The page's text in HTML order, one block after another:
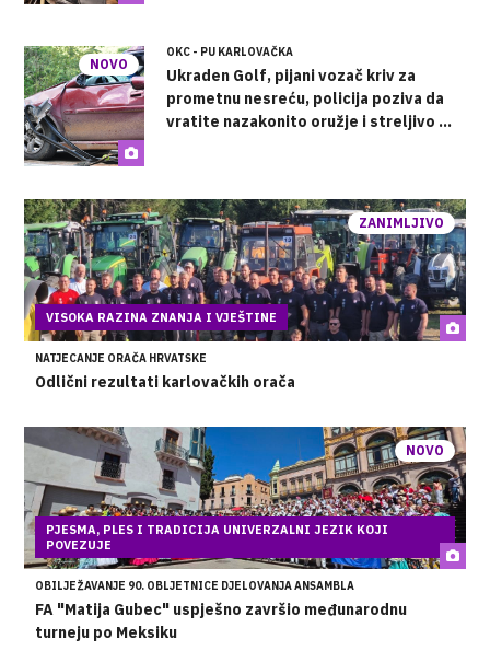
OKC - PU KARLOVAČKA
Ukraden Golf, pijani vozač kriv za
prometnu nesreću, policija poziva da
vratite nazakonito oružje i streljivo ...
NOVO
ZANIMLJIVO
VISOKA RAZINA ZNANJA I VJEŠTINE
NATJECANJE ORAČA HRVATSKE
Odlični rezultati karlovačkih orača
NOVO
PJESMA, PLES I TRADICIJA UNIVERZALNI JEZIK KOJI
POVEZUJE
OBILJEŽAVANJE 90. OBLJETNICE DJELOVANJA ANSAMBLA
FA "Matija Gubec" uspješno završio međunarodnu
turneju po Meksiku